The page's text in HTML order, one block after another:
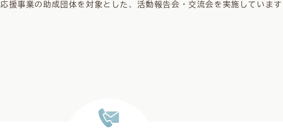
援事業の助成団体を対象とした、活動報告会・交流会を実施しています